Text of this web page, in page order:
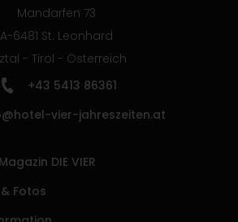
Mandarfen 73
A-6481 St. Leonhard
- Tirol - Österreich
+43 5413 86361
vier-jahreszeiten.at
DIE VIER
Fotos